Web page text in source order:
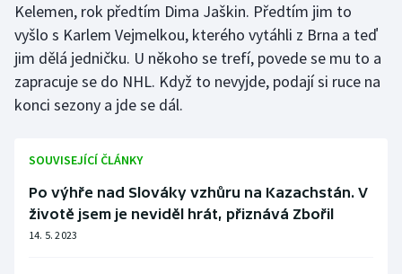
Kelemen, rok předtím Dima Jaškin. Předtím jim to
vyšlo s Karlem Vejmelkou, kterého vytáhli z Brna a teď
jim dělá jedničku. U někoho se trefí, povede se mu to a
zapracuje se do NHL. Když to nevyjde, podají si ruce na
konci sezony a jde se dál.
SOUVISEJÍCÍ ČLÁNKY
Po výhře nad Slováky vzhůru na Kazachstán. V
životě jsem je neviděl hrát, přiznává Zbořil
14. 5. 2023